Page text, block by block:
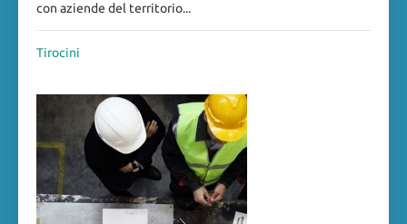
con aziende del territorio...
Tirocini